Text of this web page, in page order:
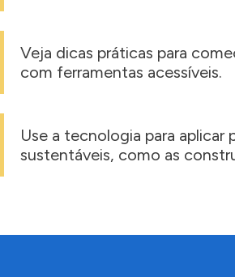
Veja dicas práticas para
com ferramentas acessíveis.
Use a tecnologia para aplicar
sustentáveis, como as